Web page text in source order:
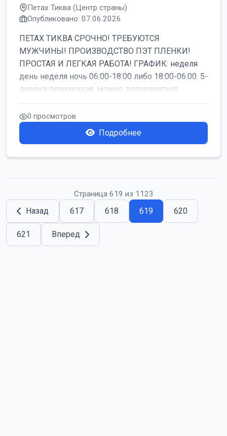
Петах Тиква (Центр страны)
Опубликовано: 07.06.2026
ПЕТАХ ТИКВА СРОЧНО! ТРЕБУЮТСЯ
МУЖЧИНЫ! ПРОИЗВОДСТВО ПЭТ ПЛЕНКИ!
ПРОСТАЯ И ЛЕГКАЯ РАБОТА! ГРАФИК: неделя
день неделя ночь 06:00-18:00 либо 18:00-06:00. 5-
дневка плавающая, можно договориться
работать б...
0 просмотров
Подробнее
Страница 619 из 1123
Назад 617 618 619 620
621 Вперед